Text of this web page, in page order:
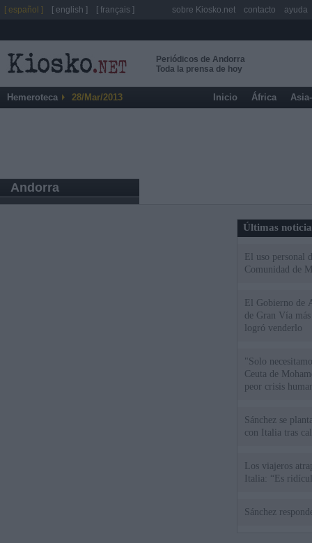
Periódicos de Andorra
Toda la prensa de hoy
Hemeroteca 28/Mar/2013 Inicio África
Andorra
Últimas
El uso personal
Comunidad de
El Gobierno de
de Gran Vía
logró venderlo
"Solo
Ceuta de
peor crisis
Sánchez se
con Italia tras
Los viajeros
Italia: “Es
Sánchez
[ español ] [ english ] [ français ] sobre Kiosko.net contacto ayuda